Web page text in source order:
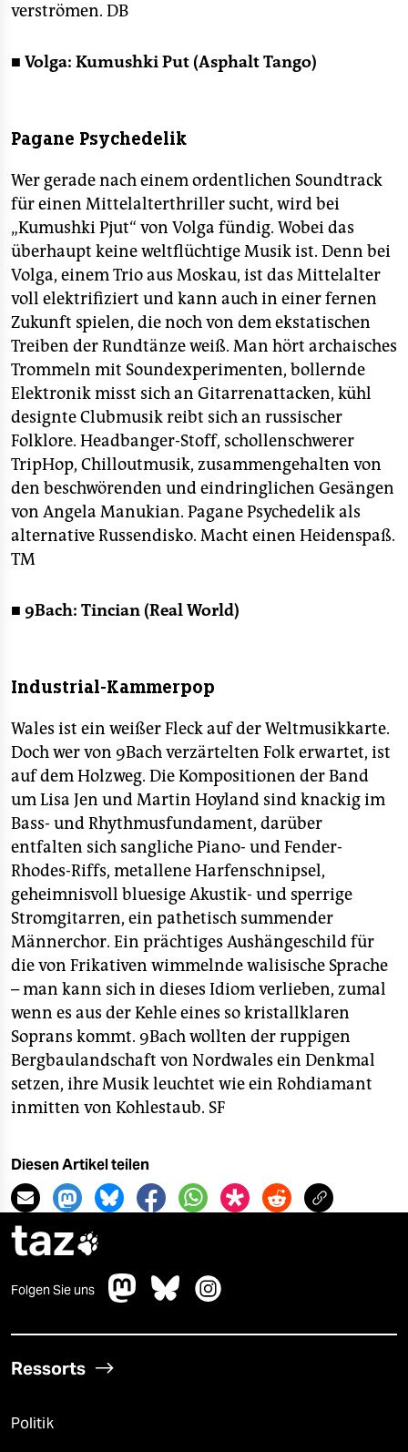
verströmen. DB
■ Volga: Kumushki Put (Asphalt Tango)
Pagane Psychedelik
Wer gerade nach einem ordentlichen Soundtrack
für einen Mittelalterthriller sucht, wird bei
„Kumushki Pjut“ von Volga fündig. Wobei das
überhaupt keine weltflüchtige Musik ist. Denn bei
Volga, einem Trio aus Moskau, ist das Mittelalter
voll elektrifiziert und kann auch in einer fernen
Zukunft spielen, die noch von dem ekstatischen
Treiben der Rundtänze weiß. Man hört archaisches
Trommeln mit Soundexperimenten, bollernde
Elektronik misst sich an Gitarrenattacken, kühl
designte Clubmusik reibt sich an russischer
Folklore. Headbanger-Stoff, schollenschwerer
TripHop, Chilloutmusik, zusammengehalten von
den beschwörenden und eindringlichen Gesängen
von Angela Manukian. Pagane Psychedelik als
alternative Russendisko. Macht einen Heidenspaß.
TM
■ 9Bach: Tincian (Real World)
Industrial-Kammerpop
Wales ist ein weißer Fleck auf der Weltmusikkarte.
Doch wer von 9Bach verzärtelten Folk erwartet, ist
auf dem Holzweg. Die Kompositionen der Band
um Lisa Jen und Martin Hoyland sind knackig im
Bass- und Rhythmusfundament, darüber
entfalten sich sangliche Piano- und Fender-
Rhodes-Riffs, metallene Harfenschnipsel,
geheimnisvoll bluesige Akustik- und sperrige
Stromgitarren, ein pathetisch summender
Männerchor. Ein prächtiges Aushängeschild für
die von Frikativen wimmelnde walisische Sprache
– man kann sich in dieses Idiom verlieben, zumal
wenn es aus der Kehle eines so kristallklaren
Soprans kommt. 9Bach wollten der ruppigen
Bergbaulandschaft von Nordwales ein Denkmal
setzen, ihre Musik leuchtet wie ein Rohdiamant
inmitten von Kohlestaub. SF
Diesen Artikel teilen
taz
Folgen Sie uns
Ressorts
Politik